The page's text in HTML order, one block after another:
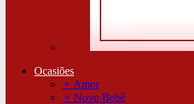
Ocasiões
⚬ Amor
⚬Novo Bebê